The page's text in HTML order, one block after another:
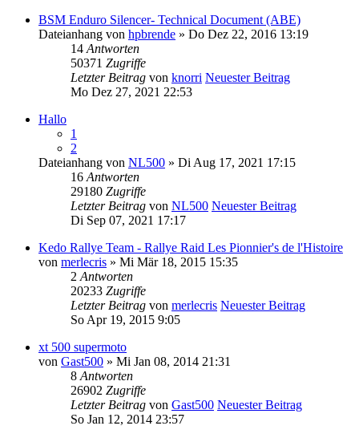
BSM Enduro Silencer- Technical Document (ABE)
Dateianhang von hpbrende » Do Dez 22, 2016 13:19
14 Antworten
50371 Zugriffe
Letzter Beitrag von knorri Neuester Beitrag
Mo Dez 27, 2021 22:53
Hallo
1
2
Dateianhang von NL500 » Di Aug 17, 2021 17:15
16 Antworten
29180 Zugriffe
Letzter Beitrag von NL500 Neuester Beitrag
Di Sep 07, 2021 17:17
Kedo Rallye Team - Rallye Raid Les Pionnier's de l'Histoire
von merlecris » Mi Mär 18, 2015 15:35
2 Antworten
20233 Zugriffe
Letzter Beitrag von merlecris Neuester Beitrag
So Apr 19, 2015 9:05
xt 500 supermoto
von Gast500 » Mi Jan 08, 2014 21:31
8 Antworten
26902 Zugriffe
Letzter Beitrag von Gast500 Neuester Beitrag
So Jan 12, 2014 23:57